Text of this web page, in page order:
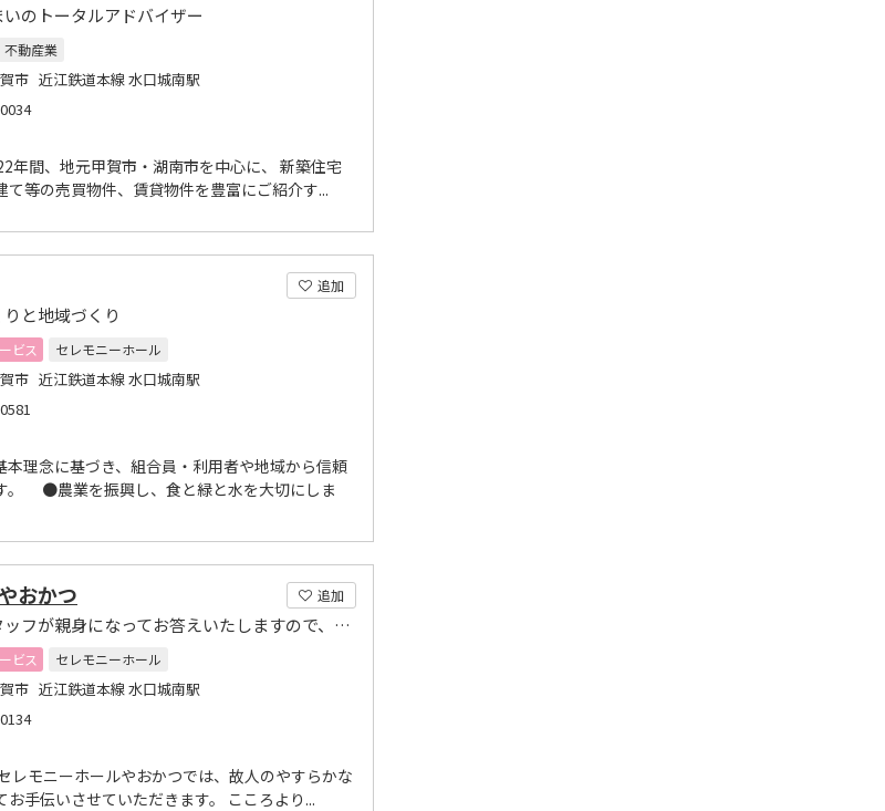
のトータルアドバイザー
不動産業
市 近江鉄道本線 水口城南駅
年間、地元甲賀市・湖南市を中心に、 新築住宅
等の売買物件、賃貸物件を豊富にご紹介す...
追加
と地域づくり
ビス
セレモニーホール
市 近江鉄道本線 水口城南駅
本理念に基づき、組合員・利用者や地域から信頼
。 ●農業を振興し、食と緑と水を大切にしま
追加
おかつ
どのような事でもスタッフが親身になってお答えいたしますので、安心してご相談ください。
ビス
セレモニーホール
市 近江鉄道本線 水口城南駅
セレモニーホールやおかつでは、故人のやすらかな
手伝いさせていただきます。 こころより...